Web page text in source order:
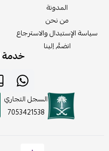
المدونة
من نحن
سياسة الإستبدال والاسترجاع
انضمَّ إلينا
خدمة
السجل التجاري
7053421538